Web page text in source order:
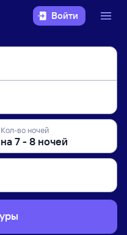
Войти
Кол-во ночей